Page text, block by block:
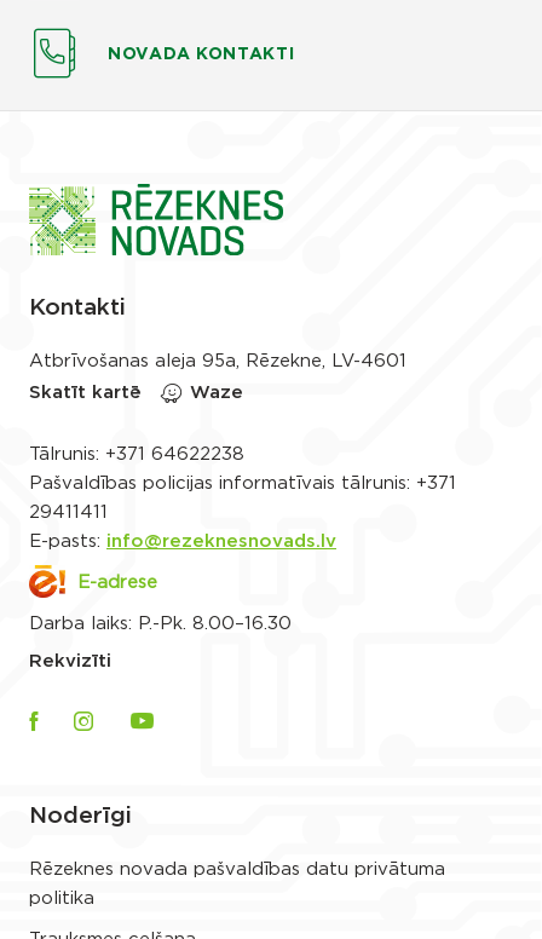
NOVADA KONTAKTI
Kontakti
Atbrīvošanas aleja 95a, Rēzekne, LV-4601
Skatīt kartē
Waze
Tālrunis: +371 64622238
Pašvaldības policijas informatīvais tālrunis: +371
29411411
E-pasts: info@rezeknesnovads.lv
E-adrese
Darba laiks: P.-Pk. 8.00–16.30
Rekvizīti
Noderīgi
Rēzeknes novada pašvaldības datu privātuma
politika